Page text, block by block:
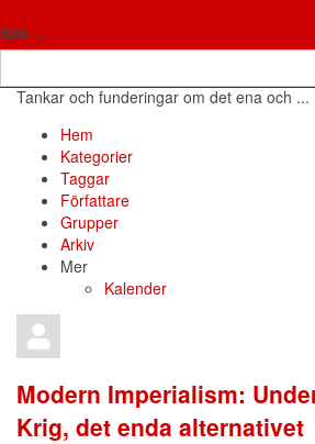
Sök ...
Fria tankar
Tankar och funderingar om det ena och ...
Hem
Search
Prenumerera
blogguppdateringar
Avsluta
prenumeration
blogg
Sign
Hem
Kategorier
Taggar
Författare
Grupper
Arkiv
Mer
Kalender
Modern Imperialism:
Krig, det enda alternativet